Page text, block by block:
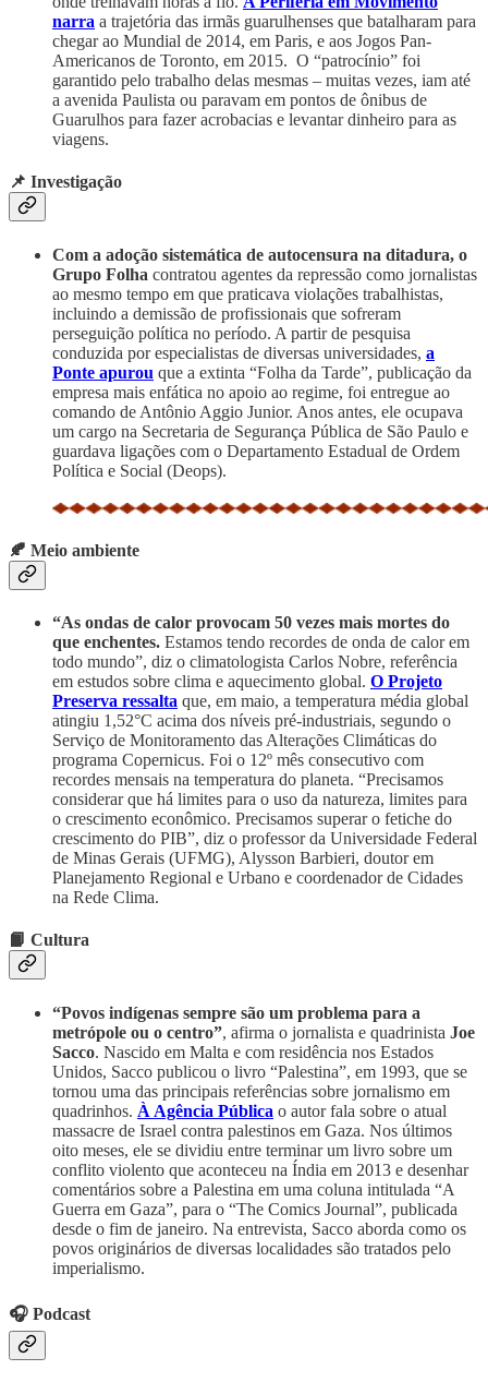
narra a trajetória das irmãs guarulhenses que batalharam para
chegar ao Mundial de 2014, em Paris, e aos Jogos Pan-
Americanos de Toronto, em 2015. O “patrocínio” foi
garantido pelo trabalho delas mesmas – muitas vezes, iam até
a avenida Paulista ou paravam em pontos de ônibus de
Guarulhos para fazer acrobacias e levantar dinheiro para as
viagens.
📌 Investigação
Com a adoção sistemática de autocensura na ditadura, o
Grupo Folha contratou agentes da repressão como jornalistas
ao mesmo tempo em que praticava violações trabalhistas,
incluindo a demissão de profissionais que sofreram
perseguição política no período. A partir de pesquisa
conduzida por especialistas de diversas universidades, a
Ponte apurou que a extinta “Folha da Tarde”, publicação da
empresa mais enfática no apoio ao regime, foi entregue ao
comando de Antônio Aggio Junior. Anos antes, ele ocupava
um cargo na Secretaria de Segurança Pública de São Paulo e
guardava ligações com o Departamento Estadual de Ordem
Política e Social (Deops).
🍂 Meio ambiente
“As ondas de calor provocam 50 vezes mais mortes do
que enchentes. Estamos tendo recordes de onda de calor em
todo mundo”, diz o climatologista Carlos Nobre, referência
em estudos sobre clima e aquecimento global. O Projeto
Preserva ressalta que, em maio, a temperatura média global
atingiu 1,52°C acima dos níveis pré-industriais, segundo o
Serviço de Monitoramento das Alterações Climáticas do
programa Copernicus. Foi o 12º mês consecutivo com
recordes mensais na temperatura do planeta. “Precisamos
considerar que há limites para o uso da natureza, limites para
o crescimento econômico. Precisamos superar o fetiche do
crescimento do PIB”, diz o professor da Universidade Federal
de Minas Gerais (UFMG), Alysson Barbieri, doutor em
Planejamento Regional e Urbano e coordenador de Cidades
na Rede Clima.
📙 Cultura
“Povos indígenas sempre são um problema para a
metrópole ou o centro”, afirma o jornalista e quadrinista Joe
Sacco. Nascido em Malta e com residência nos Estados
Unidos, Sacco publicou o livro “Palestina”, em 1993, que se
tornou uma das principais referências sobre jornalismo em
quadrinhos. À Agência Pública o autor fala sobre o atual
massacre de Israel contra palestinos em Gaza. Nos últimos
oito meses, ele se dividiu entre terminar um livro sobre um
conflito violento que aconteceu na Índia em 2013 e desenhar
comentários sobre a Palestina em uma coluna intitulada “A
Guerra em Gaza”, para o “The Comics Journal”, publicada
desde o fim de janeiro. Na entrevista, Sacco aborda como os
povos originários de diversas localidades são tratados pelo
imperialismo.
🎧 Podcast